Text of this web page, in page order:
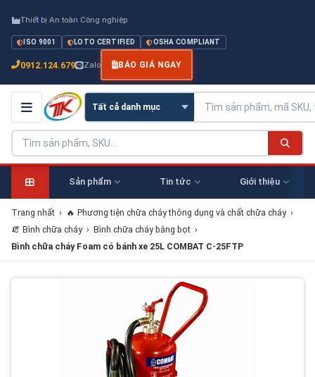
Thiết bị An toàn Công nghiệp
ISO 9001 LOTO CERTIFIED OSHA COMPLIANT
0912.124.679 Zalo BÁO GIÁ NGAY
Sản phẩm Tin tức Giới thiệu
Trang nhất › 🔥 Phương tiện chữa cháy thông dụng và chất chữa cháy ›
🧯 Bình chữa cháy › Bình chữa cháy bằng bọt ›
Bình chữa cháy Foam có bánh xe 25L COMBAT C-25FTP